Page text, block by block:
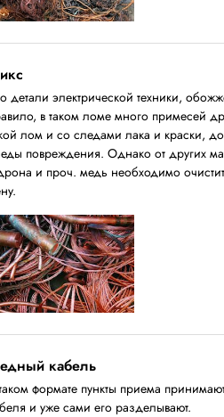
детали электрической техники,
в таком ломе много примесей
лом и со следами лака и краски,
повреждения. Однако от других
и проч. медь необходимо
кабель
формате пункты приема
и уже сами его разделывают.